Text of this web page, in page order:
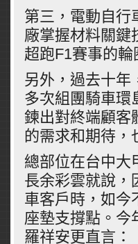
第三，電動自行
廠掌握材料關鍵
超跑F1賽事的
另外，過去十年
多次組團騎車環
鍊出對終端顧客
的需求和期待，
總部位在台中大
長余彩雲就說，
車客戶時，如今
座墊支撐點。今
羅祥安更直言：